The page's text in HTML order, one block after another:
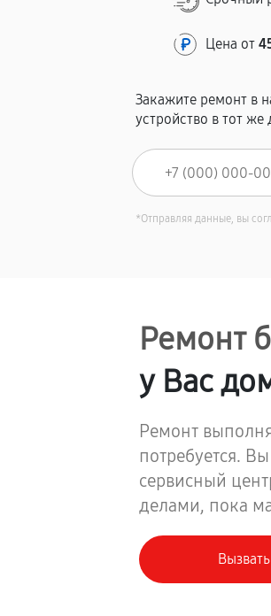
Цена от
Закажите ремонт в
устройство в тот же
*Отправляя данные, вы
Ремонт
у Вас
Ремонт
потребуется.
сервисный
делами, пока